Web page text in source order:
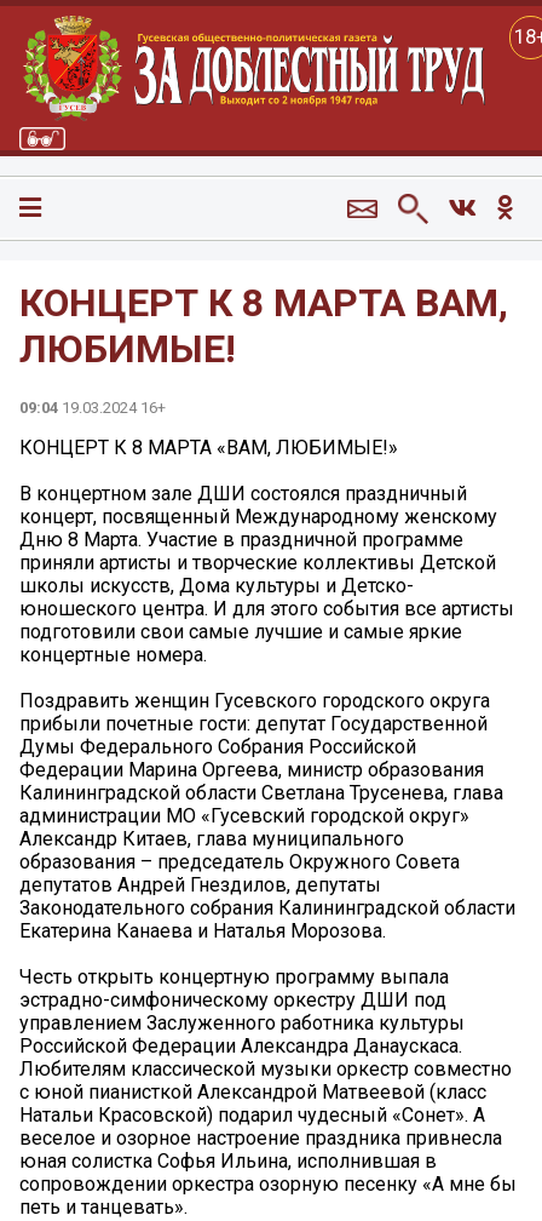
КОНЦЕРТ К 8 МАРТА ВАМ,
ЛЮБИМЫЕ!
09:04 19.03.2024 16+
КОНЦЕРТ К 8 МАРТА «ВАМ, ЛЮБИМЫЕ!»
В концертном зале ДШИ состоялся праздничный
концерт, посвященный Международному женскому
Дню 8 Марта. Участие в праздничной программе
приняли артисты и творческие коллективы Детской
школы искусств, Дома культуры и Детско-
юношеского центра. И для этого события все артисты
подготовили свои самые лучшие и самые яркие
концертные номера.
Поздравить женщин Гусевского городского округа
прибыли почетные гости: депутат Государственной
Думы Федерального Собрания Российской
Федерации Марина Оргеева, министр образования
Калининградской области Светлана Трусенева, глава
администрации МО «Гусевский городской округ»
Александр Китаев, глава муниципального
образования – председатель Окружного Совета
депутатов Андрей Гнездилов, депутаты
Законодательного собрания Калининградской области
Екатерина Канаева и Наталья Морозова.
Честь открыть концертную программу выпала
эстрадно-симфоническому оркестру ДШИ под
управлением Заслуженного работника культуры
Российской Федерации Александра Данаускаса.
Любителям классической музыки оркестр совместно
с юной пианисткой Александрой Матвеевой (класс
Натальи Красовской) подарил чудесный «Сонет». А
веселое и озорное настроение праздника привнесла
юная солистка Софья Ильина, исполнившая в
сопровождении оркестра озорную песенку «А мне бы
петь и танцевать».